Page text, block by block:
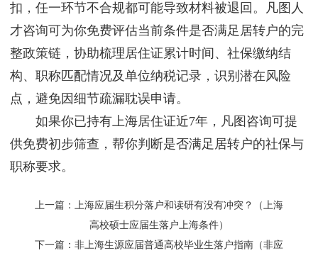
扣，任一环节不合规都可能导致材料被退回。凡图人
才咨询可为你免费评估当前条件是否满足居转户的完
整政策链，协助梳理居住证累计时间、社保缴纳结
构、职称匹配情况及单位纳税记录，识别潜在风险
点，避免因细节疏漏耽误申请。
如果你已持有上海居住证近7年，凡图咨询可提
供免费初步筛查，帮你判断是否满足居转户的社保与
职称要求。
上一篇：
上海应届生积分落户和读研有没有冲突？（上海
高校硕士应届生落户上海条件）
下一篇： 非上海生源应届普通高校毕业生落户指南（非应